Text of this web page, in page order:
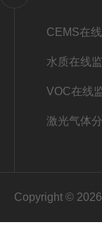
CEMS在
水质在线
VOC在线
激光气体
Copyright ©